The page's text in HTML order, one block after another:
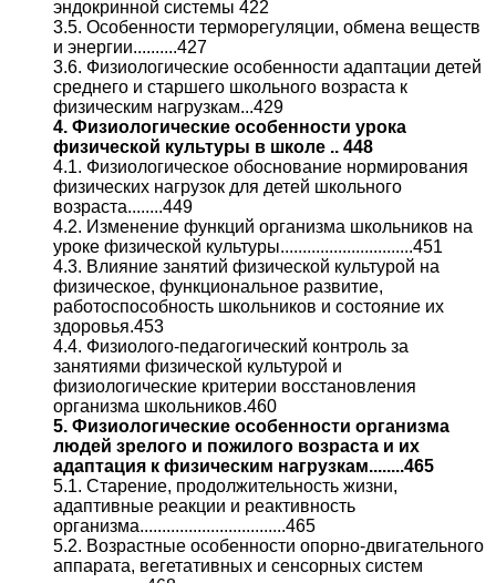
эндокринной системы 422
3.5. Особенности терморегуляции, обмена веществ
и энергии..........427
3.6. Физиологические особенности адаптации детей
среднего и старшего школьного возраста к
физическим нагрузкам...429
4. Физиологические особенности урока
физической культуры в школе .. 448
4.1. Физиологическое обоснование нормирования
физических нагрузок для детей школьного
возраста........449
4.2. Изменение функций организма школьников на
уроке физической культуры..............................451
4.3. Влияние занятий физической культурой на
физическое, функциональное развитие,
работоспособность школьников и состояние их
здоровья.453
4.4. Физиолого-педагогический контроль за
занятиями физической культурой и
физиологические критерии восстановления
организма школьников.460
5. Физиологические особенности организма
людей зрелого и пожилого возраста и их
адаптация к физическим нагрузкам........465
5.1. Старение, продолжительность жизни,
адаптивные реакции и реактивность
организма.................................465
5.2. Возрастные особенности опорно-двигательного
аппарата, вегетативных и сенсорных систем